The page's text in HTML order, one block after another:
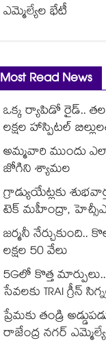
ఎమ్మెల్యేల భేటీ
Most Read News
ఒక్క ర్యాపిడో రైడ్..
లక్షల హాస్పిటల్
అమ్మవారి ముందు
జోగిని శ్యామల
గ్రాడ్యుయేట్లకు
టెక్ మహీంద్రా,
జర్మనీ నేర్చుకుంది..
లక్షల 50 వేలు
5Gలో కొత్త
సేవలకు TRAI గ్రీన్
ప్రేమకు తండ్రి
రాజేంద్ర నగర్